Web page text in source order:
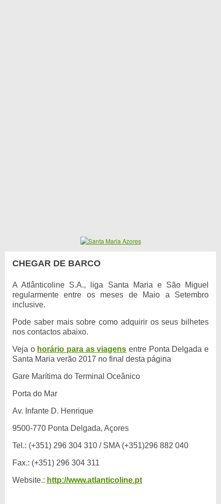
CHEGAR DE BARCO
A Atlânticoline S.A., liga Santa Maria e São Miguel
regularmente entre os meses de Maio a Setembro
inclusive.
Pode saber mais sobre como adquirir os seus bilhetes
nos contactos abaixo.
Veja o horário para as viagens entre Ponta Delgada e
Santa Maria verão 2017 no final desta página
Gare Marítima do Terminal Oceânico
Porta do Mar
Av. Infante D. Henrique
9500-770 Ponta Delgada, Açores
Tel.: (+351) 296 304 310 / SMA (+351)296 882 040
Fax.: (+351) 296 304 311
Website.: http://www.atlanticoline.pt